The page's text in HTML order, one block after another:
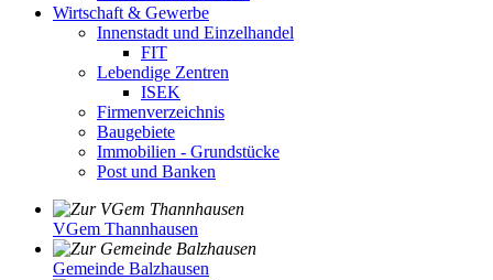
Wirtschaft & Gewerbe
Innenstadt und Einzelhandel
FIT
Lebendige Zentren
ISEK
Firmenverzeichnis
Baugebiete
Immobilien - Grundstücke
Post und Banken
VGem Thannhausen
Gemeinde Balzhausen